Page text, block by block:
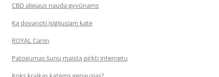
CBD aliejaus nauda gyvūnams
Ką dovanoti įsigijusiam katę
ROYAL Canin
Patogumas šunų maistą pirkti internetu